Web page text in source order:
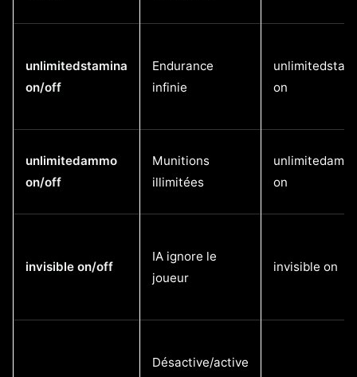
unlimitedstamina
on/off
Endurance
infinie
on
unlimitedammo
on/off
Munitions
illimitées
on
invisible on/off
IA ignore le
joueur
invisible on
Désactive/active